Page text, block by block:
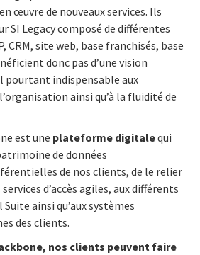
œuvre de nouveaux services. Ils
SI Legacy composé de différentes
CRM, site web, base franchisés, base
donc pas d’une vision
pourtant indispensable aux
ainsi qu’à la fluidité de
est une plateforme digitalequi
de données
de nos clients, de le relier
d’accès agiles, aux différents
ainsi qu’aux systèmes
des clients.
nos clients peuvent faire